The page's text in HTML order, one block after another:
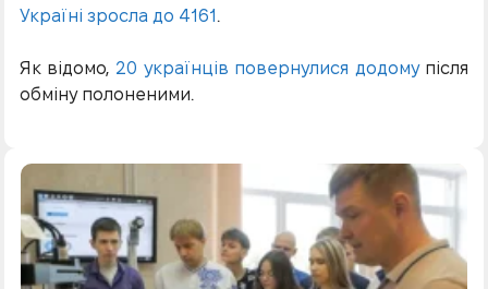
Україні зросла до 4161 .
Як відомо, 20 українців повернулися додомупісля
обміну полоненими.